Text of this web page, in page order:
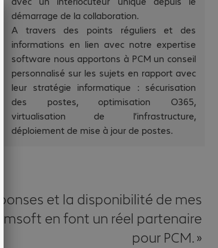
démarrage de la collaboration.
A travers des points réguliers et des
informations en lien avec notre expertise
software nous apportons à PCM un conseil
personnalisé sur les sujets en rapport avec
leur stratégie informatique : sécurisation
des postes, optimisation O365,
virtualisation de l’infrastructure,
déploiement de mise à jour de postes.
et la disponibilité de mes
en font un réel partenaire
pour PCM.